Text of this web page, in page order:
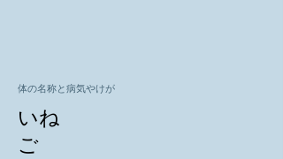
体の名称と病気やけが
いね
ご